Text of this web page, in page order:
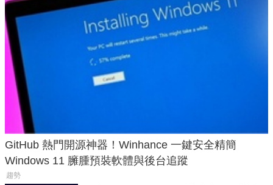
GitHub 熱門開源神器！Winhance 一鍵安全精簡
Windows 11 臃腫預裝軟體與後台追蹤
趨勢